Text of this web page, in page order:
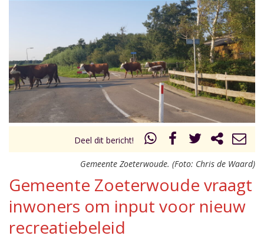
De ochtend van Sleutelstad
uur 1 van 0 Volgend uur
Inklappen
Deel dit bericht!
Gemeente Zoeterwoude. (Foto: Chris de Waard)
Gemeente Zoeterwoude vraagt
inwoners om input voor nieuw
recreatiebeleid